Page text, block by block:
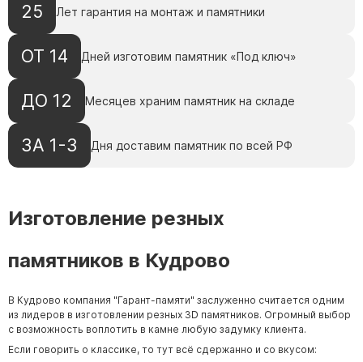
25 Лет гарантия на монтаж и памятники
ОТ 14 Дней изготовим памятник «Под ключ»
ДО 12 Месяцев храним памятник на складе
ЗА 1-3 Дня доставим памятник по всей РФ
Изготовление резных
памятников в Кудрово
В Кудрово компания "Гарант-памяти" заслуженно считается одним
из лидеров в изготовлении резных 3D памятников. Огромный выбор
с возможность воплотить в камне любую задумку клиента.
Если говорить о классике, то тут всё сдержанно и со вкусом: